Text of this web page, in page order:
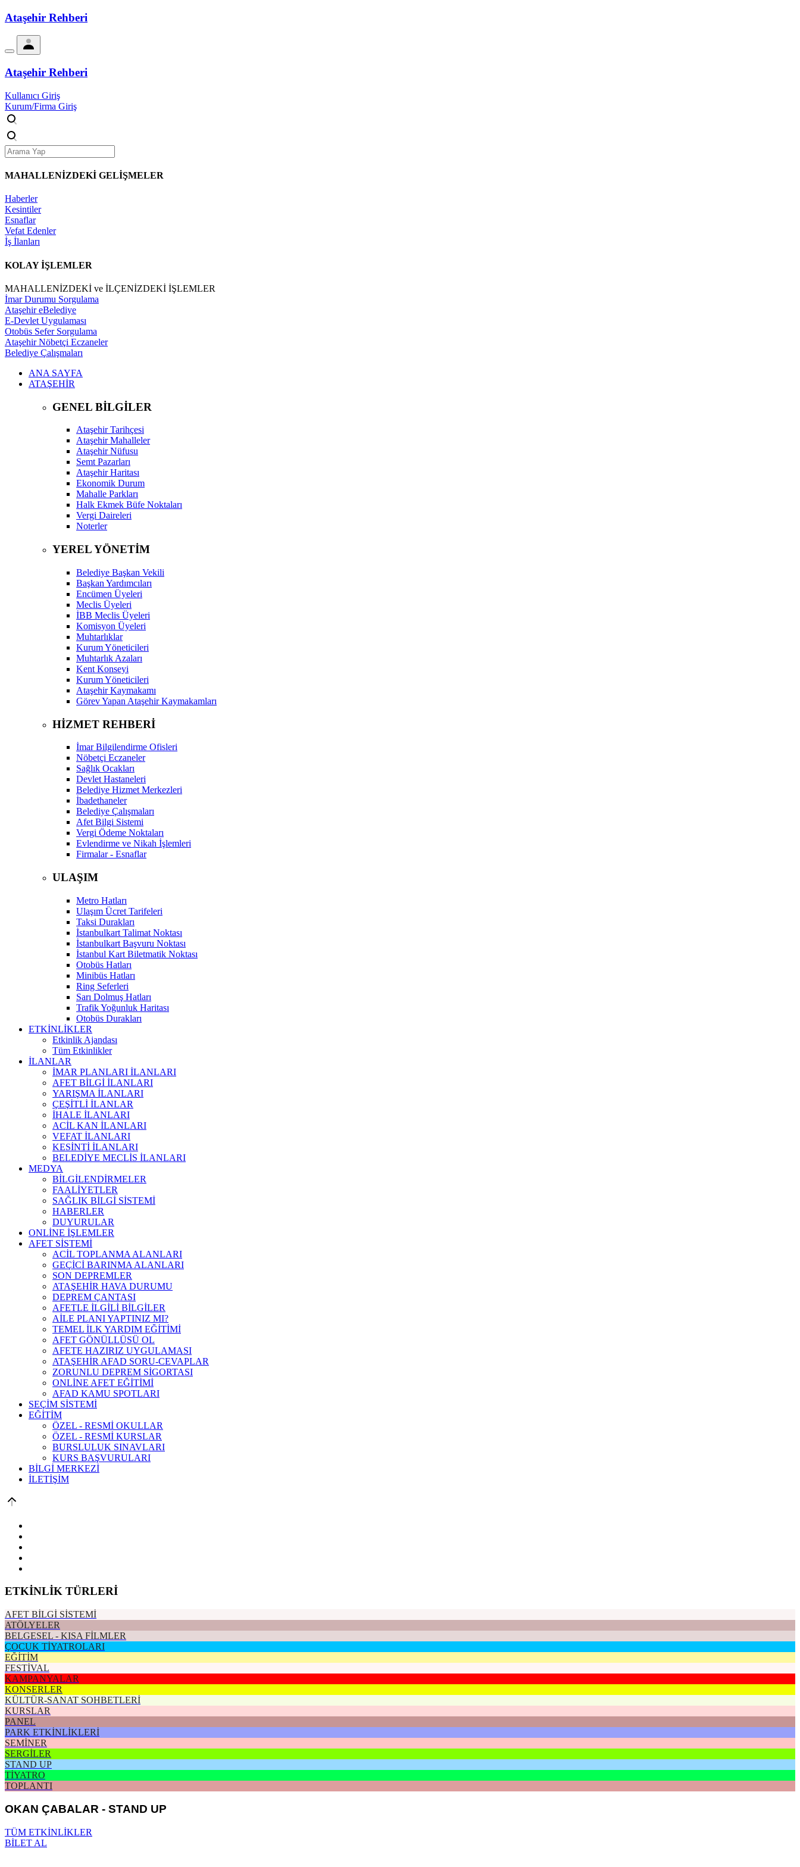
Ataşehir Rehberi
Ataşehir Rehberi
Kullanıcı Giriş
Kurum/Firma Giriş
MAHALLENİZDEKİ GELİŞMELER
Haberler
Kesintiler
Esnaflar
Vefat Edenler
İş İlanları
KOLAY İŞLEMLER
MAHALLENİZDEKİ ve İLÇENİZDEKİ İŞLEMLER
İmar Durumu Sorgulama
Ataşehir eBelediye
E-Devlet Uygulaması
Otobüs Sefer Sorgulama
Ataşehir Nöbetçi Eczaneler
Belediye Çalışmaları
ANA SAYFA
ATAŞEHİR
GENEL BİLGİLER
Ataşehir Tarihçesi
Ataşehir Mahalleler
Ataşehir Nüfusu
Semt Pazarları
Ataşehir Haritası
Ekonomik Durum
Mahalle Parkları
Halk Ekmek Büfe Noktaları
Vergi Daireleri
Noterler
YEREL YÖNETİM
Belediye Başkan Vekili
Başkan Yardımcıları
Encümen Üyeleri
Meclis Üyeleri
İBB Meclis Üyeleri
Komisyon Üyeleri
Muhtarlıklar
Kurum Yöneticileri
Muhtarlık Azaları
Kent Konseyi
Kurum Yöneticileri
Ataşehir Kaymakamı
Görev Yapan Ataşehir Kaymakamları
HİZMET REHBERİ
İmar Bilgilendirme Ofisleri
Nöbetçi Eczaneler
Sağlık Ocakları
Devlet Hastaneleri
Belediye Hizmet Merkezleri
İbadethaneler
Belediye Çalışmaları
Afet Bilgi Sistemi
Vergi Ödeme Noktaları
Evlendirme ve Nikah İşlemleri
Firmalar - Esnaflar
ULAŞIM
Metro Hatları
Ulaşım Ücret Tarifeleri
Taksi Durakları
İstanbulkart Talimat Noktası
İstanbulkart Başvuru Noktası
İstanbul Kart Biletmatik Noktası
Otobüs Hatları
Minibüs Hatları
Ring Seferleri
Sarı Dolmuş Hatları
Trafik Yoğunluk Haritası
Otobüs Durakları
ETKİNLİKLER
Etkinlik Ajandası
Tüm Etkinlikler
İLANLAR
İMAR PLANLARI İLANLARI
AFET BİLGİ İLANLARI
YARIŞMA İLANLARI
ÇEŞİTLİ İLANLAR
İHALE İLANLARI
ACİL KAN İLANLARI
VEFAT İLANLARI
KESİNTİ İLANLARI
BELEDİYE MECLİS İLANLARI
MEDYA
BİLGİLENDİRMELER
FAALİYETLER
SAĞLIK BİLGİ SİSTEMİ
HABERLER
DUYURULAR
ONLİNE İŞLEMLER
AFET SİSTEMİ
ACİL TOPLANMA ALANLARI
GEÇİCİ BARINMA ALANLARI
SON DEPREMLER
ATAŞEHİR HAVA DURUMU
DEPREM ÇANTASI
AFETLE İLGİLİ BİLGİLER
AİLE PLANI YAPTINIZ MI?
TEMEL İLK YARDIM EĞİTİMİ
AFET GÖNÜLLÜSÜ OL
AFETE HAZIRIZ UYGULAMASI
ATAŞEHİR AFAD SORU-CEVAPLAR
ZORUNLU DEPREM SİGORTASI
ONLİNE AFET EĞİTİMİ
AFAD KAMU SPOTLARI
SEÇİM SİSTEMİ
EĞİTİM
ÖZEL - RESMİ OKULLAR
ÖZEL - RESMİ KURSLAR
BURSLULUK SINAVLARI
KURS BAŞVURULARI
BİLGİ MERKEZİ
İLETİŞİM
ETKİNLİK TÜRLERİ
AFET BİLGİ SİSTEMİ
ATÖLYELER
BELGESEL - KISA FİLMLER
ÇOCUK TİYATROLARI
EĞİTİM
FESTİVAL
KAMPANYALAR
KONSERLER
KÜLTÜR-SANAT SOHBETLERİ
KURSLAR
PANEL
PARK ETKİNLİKLERİ
SEMİNER
SERGİLER
STAND UP
TİYATRO
TOPLANTI
OKAN ÇABALAR - STAND UP
TÜM ETKİNLİKLER
BİLET AL